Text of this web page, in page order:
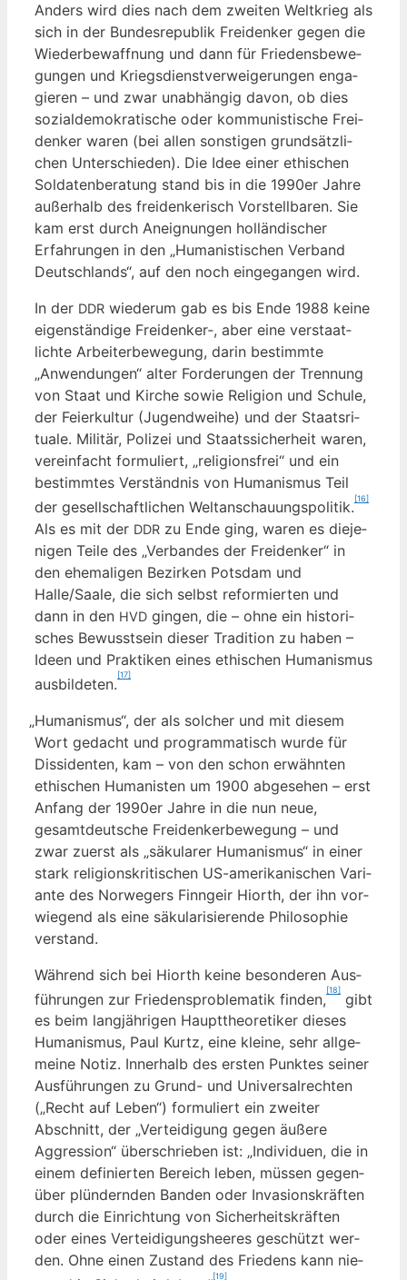
Anders wird dies nach dem zwei­ten Welt­krieg als
sich in der Bun­des­re­pu­blik Frei­den­ker gegen die
Wie­der­be­waff­nung und dann für Frie­dens­be­we­
gun­gen und Kriegs­dienst­ver­wei­ge­run­gen enga­
gie­ren – und zwar unab­hän­gig davon, ob dies
sozi­al­de­mo­kra­ti­sche oder kom­mu­nis­ti­sche Frei­
den­ker waren (bei allen sons­ti­gen grund­sätz­li­
chen Unter­schie­den). Die Idee einer ethi­schen
Sol­da­ten­be­ra­tung stand bis in die 1990er Jah­re
außer­halb des frei­den­ke­risch Vor­stell­ba­ren. Sie
kam erst durch Aneig­nun­gen hol­län­di­scher
Erfah­run­gen in den „Huma­nis­ti­schen Ver­band
Deutsch­lands“, auf den noch ein­ge­gan­gen wird.
In der DDR wie­der­um gab es bis Ende 1988 kei­ne
eigen­stän­di­ge Freidenker‑, aber eine ver­staat­
lich­te Arbei­ter­be­we­gung, dar­in bestimm­te
„Anwen­dun­gen“ alter For­de­run­gen der Tren­nung
von Staat und Kir­che sowie Reli­gi­on und Schu­le,
der Fei­er­kul­tur (Jugend­wei­he) und der Staats­ri­
tua­le. Mili­tär, Poli­zei und Staats­si­cher­heit waren,
ver­ein­facht for­mu­liert, „reli­gi­ons­frei“ und ein
bestimm­tes Ver­ständ­nis von Huma­nis­mus Teil
der gesell­schaft­li­chen Welt­an­schau­ungs­po­li­tik.
[16]
Als es mit der DDR zu Ende ging, waren es die­je­
ni­gen Tei­le des „Ver­ban­des der Frei­den­ker“ in
den ehe­ma­li­gen Bezir­ken Pots­dam und
Halle/Saale, die sich selbst refor­mier­ten und
dann in den HVD gin­gen, die – ohne ein his­to­ri­
sches Bewusst­sein die­ser Tra­di­ti­on zu haben –
Ideen und Prak­ti­ken eines ethi­schen Huma­nis­mus
aus­bil­de­ten.
[17]
„Huma­nis­mus“, der als sol­cher und mit die­sem
Wort gedacht und pro­gram­ma­tisch wur­de für
Dis­si­den­ten, kam – von den schon erwähn­ten
ethi­schen Huma­nis­ten um 1900 abge­se­hen – erst
Anfang der 1990er Jah­re in die nun neue,
gesamt­deut­sche Frei­den­ker­be­we­gung – und
zwar zuerst als „säku­la­rer Huma­nis­mus“ in einer
stark reli­gi­ons­kri­ti­schen US-ame­ri­ka­ni­schen Vari­
an­te des Nor­we­gers Finn­ge­ir Hiorth, der ihn vor­
wie­gend als eine säku­la­ri­sie­ren­de Phi­lo­so­phie
verstand.
Wäh­rend sich bei Hiorth kei­ne beson­de­ren Aus­
füh­run­gen zur Frie­dens­pro­ble­ma­tik fin­den,
[18]
gibt
es beim lang­jäh­ri­gen Haupt­theo­re­ti­ker die­ses
Huma­nis­mus, Paul Kurtz, eine klei­ne, sehr all­ge­
mei­ne Notiz. Inner­halb des ers­ten Punk­tes sei­ner
Aus­füh­run­gen zu Grund- und Uni­ver­sal­rech­ten
(„Recht auf Leben“) for­mu­liert ein zwei­ter
Abschnitt, der „Ver­tei­di­gung gegen äuße­re
Aggres­si­on“ über­schrie­ben ist: „Indi­vi­du­en, die in
einem defi­nier­ten Bereich leben, müs­sen gegen­
über plün­dern­den Ban­den oder Inva­si­ons­kräf­ten
durch die Ein­rich­tung von Sicher­heits­kräf­ten
oder eines Ver­tei­di­gungs­hee­res geschützt wer­
den. Ohne einen Zustand des Frie­dens kann nie­
[19]